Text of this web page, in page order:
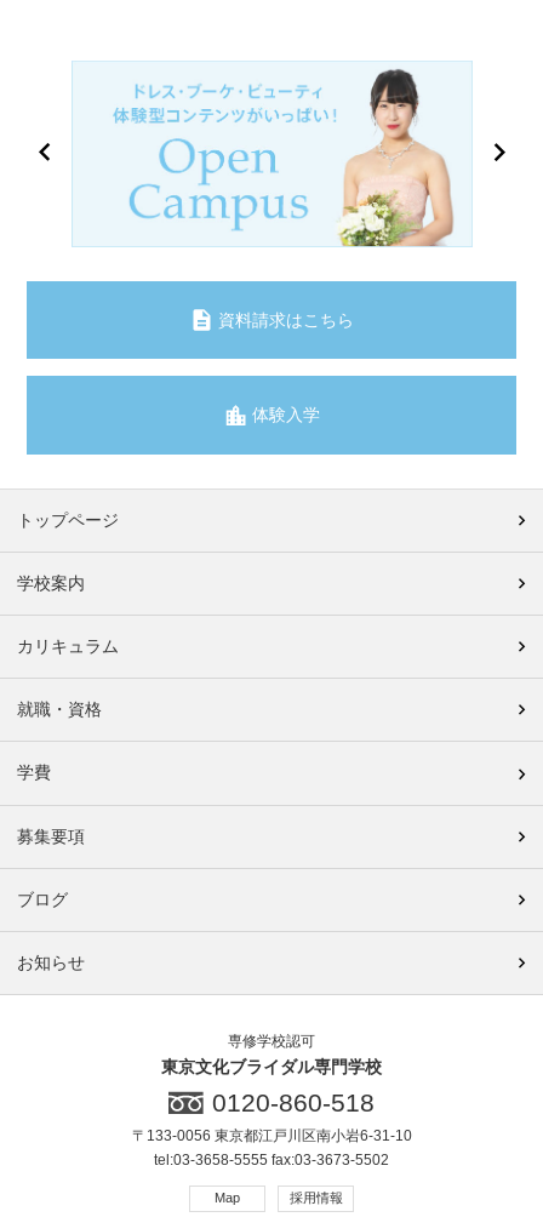
資料請求はこちら
体験入学
トップページ
学校案内
カリキュラム
就職・資格
学費
募集要項
ブログ
お知らせ
専修学校認可
東京文化ブライダル専門学校
0120-860-518
〒133-0056 東京都江戸川区南小岩6-31-10
tel:03-3658-5555 fax:03-3673-5502
Map 採用情報